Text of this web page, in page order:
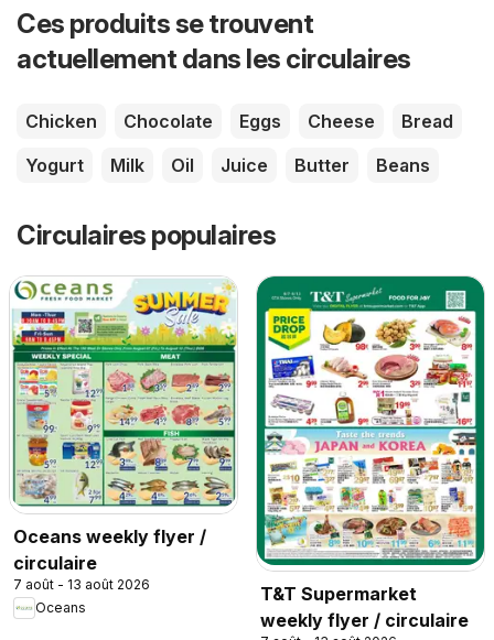
Ces produits se trouvent
actuellement dans les circulaires
Chicken Chocolate Eggs Cheese
Bread
Yogurt
Milk Oil Juice Butter Beans
Circulaires populaires
Oceans weekly flyer /
circulaire
7 août - 13 août 2026
Oceans
T&T Supermarket
weekly flyer / circulaire